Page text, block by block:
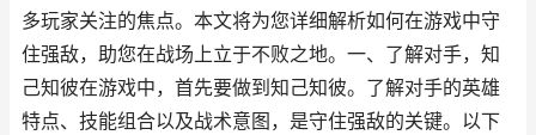
多玩家关注的焦点。本文将为您详细解析如何在游戏中守
住强敌，助您在战场上立于不败之地。一、了解对手，知
己知彼在游戏中，首先要做到知己知彼。了解对手的英雄
特点、技能组合以及战术意图，是守住强敌的关键。以下